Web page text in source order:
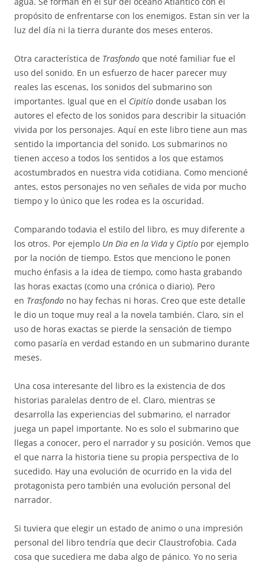
propósito de enfrentarse con los enemigos. Estan sin ver la
luz del día ni la tierra durante dos meses enteros.
Otra característica de Trasfondo que noté familiar fue el
uso del sonido. En un esfuerzo de hacer parecer muy
reales las escenas, los sonidos del submarino son
importantes. Igual que en el Cipitío donde usaban los
autores el efecto de los sonidos para describir la situación
vivida por los personajes. Aquí en este libro tiene aun mas
sentido la importancia del sonido. Los submarinos no
tienen acceso a todos los sentidos a los que estamos
acostumbrados en nuestra vida cotidiana. Como mencioné
antes, estos personajes no ven señales de vida por mucho
tiempo y lo único que les rodea es la oscuridad.
Comparando todavia el estilo del libro, es muy diferente a
los otros. Por ejemplo Un Dia en la Vida y Ciptío por ejemplo
por la noción de tiempo. Estos que menciono le ponen
mucho énfasis a la idea de tiempo, como hasta grabando
las horas exactas (como una crónica o diario). Pero
en Trasfondo no hay fechas ni horas. Creo que este detalle
le dio un toque muy real a la novela también. Claro, sin el
uso de horas exactas se pierde la sensación de tiempo
como pasaría en verdad estando en un submarino durante
meses.
Una cosa interesante del libro es la existencia de dos
historias paralelas dentro de el. Claro, mientras se
desarrolla las experiencias del submarino, el narrador
juega un papel importante. No es solo el submarino que
llegas a conocer, pero el narrador y su posición. Vemos que
el que narra la historia tiene su propia perspectiva de lo
sucedido. Hay una evolución de ocurrido en la vida del
protagonista pero también una evolución personal del
narrador.
Si tuviera que elegir un estado de animo o una impresión
personal del libro tendría que decir Claustrofobia. Cada
cosa que sucediera me daba algo de pánico. Yo no seria